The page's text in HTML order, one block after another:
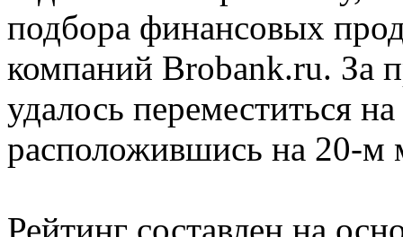
подбора финансовых
компаний Brobank.ru. За
удалось переместиться
расположившись на 20-м